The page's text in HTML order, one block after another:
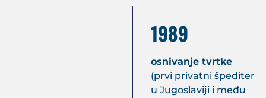
1989
osnivanje tvrtke
(prvi privatni špediter
u Jugoslaviji i među